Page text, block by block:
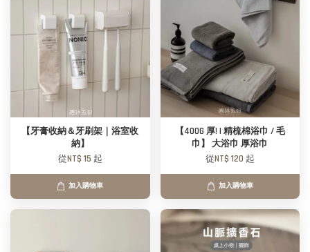
【牙膏收納＆牙刷架｜浴室收
納】
從NT$ 15 起
加入購物車
【400G 厚! | 精梳棉浴巾 / 毛
巾】 大浴巾 厚浴巾
從NT$ 120 起
加入購物車